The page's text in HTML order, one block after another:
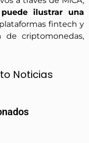
puede ilustrar una
fintech y
de criptomonedas,
Noticias